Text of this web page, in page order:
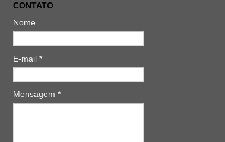
CONTATO
Nome
E-mail *
Mensagem *